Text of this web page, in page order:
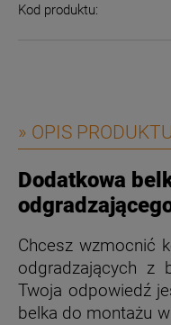
Kod produktu:
» OPIS PRODUKTU
Dodatkowa
Chcesz wzmocnić
odgradzających z
Twoja odpowiedź
belka do montażu